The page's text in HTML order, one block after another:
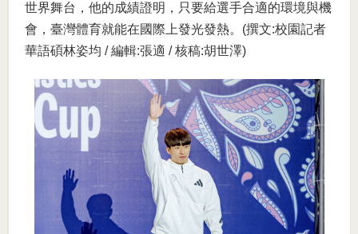
世界舞台，他的成績證明，只要給選手合適的環境與機
會，臺灣體育就能在國際上發光發熱。(撰文:校園記者
華語碩林姿均 / 編輯:張適 / 核稿:胡世澤)